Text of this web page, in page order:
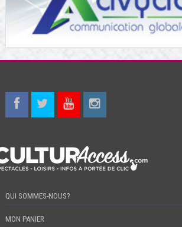
QUI SOMMES-NOUS?
MON PANIER